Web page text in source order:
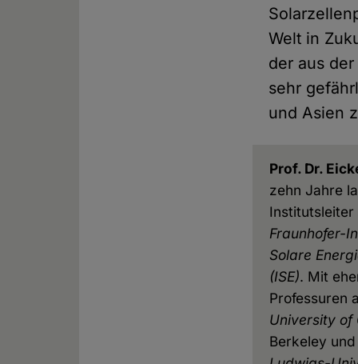
Welt in
der aus
sehr
und Asien
Prof. Dr.
zehn Jahre
Institutsleiter
Fraunhofer-
Solare
(ISE). Mit
Professuren
University of
Berkeley